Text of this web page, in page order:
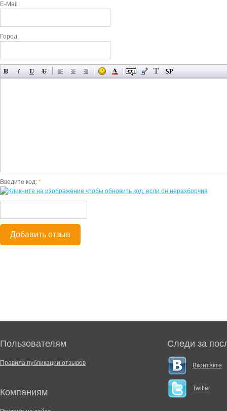
E-Mail
Город
Введите код: *
Добавить отзыв
Пользователям
Правила публикации отзывов
Компаниям
Следи за
Вконтакте
Twitter